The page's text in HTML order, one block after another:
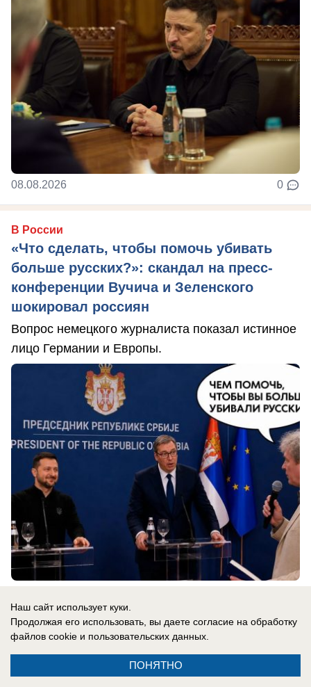
08.08.2026 0
В России
«Что сделать, чтобы помочь убивать
больше русских?»: скандал на пресс-
конференции Вучича и Зеленского
шокировал россиян
Вопрос немецкого журналиста показал истинное
лицо Германии и Европы.
Наш сайт использует куки.
Продолжая его использовать, вы даете согласие на обработку
файлов cookie и пользовательских данных.
ПОНЯТНО